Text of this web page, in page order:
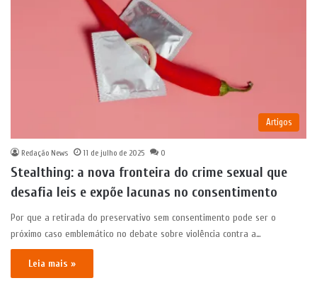
Artigos
Redação News 11 de julho de 2025 0
Stealthing: a nova fronteira do crime sexual que
desafia leis e expõe lacunas no consentimento
Por que a retirada do preservativo sem consentimento pode ser o
próximo caso emblemático no debate sobre violência contra a…
Leia mais »